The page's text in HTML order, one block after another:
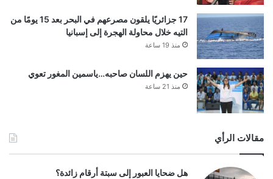
17 جزائريًا يلقون مصرعهم في البحر بعد 15 يومًا من
التيه خلال محاولة الهجرة إلى إسبانيا
منذ 19 ساعة
حين يهزم اللسان صاحبه…ياسمين المغور تعوي
منذ 21 ساعة
مقالات الرأي
هل ضحايا العبور إلى سبتة أرقام زائدة؟